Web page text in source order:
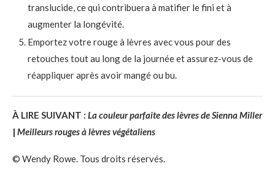
translucide, ce qui contribuera à matifier le fini et à
augmenter la longévité.
Emportez votre rouge à lèvres avec vous pour des
retouches tout au long de la journée et assurez-vous de
réappliquer après avoir mangé ou bu.
À LIRE SUIVANT : La couleur parfaite des lèvres de Sienna Miller
| Meilleurs rouges à lèvres végétaliens
© Wendy Rowe. Tous droits réservés.